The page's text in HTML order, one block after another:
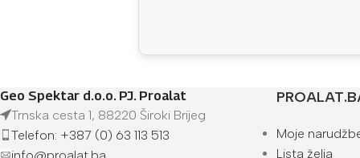
Geo Spektar d.o.o. PJ. Proalat
Trnska cesta 1, 88220 Široki Brijeg
Telefon: +387 (0) 63 113 513
info@proalat.ba
Moje
Lista želja